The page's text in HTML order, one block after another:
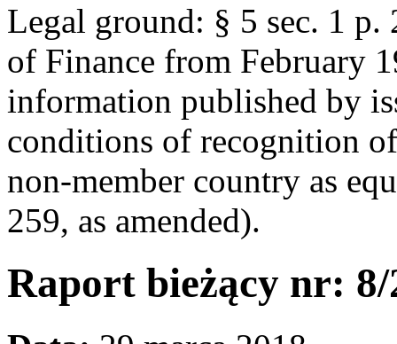
Legal ground: § 5 sec. 1
of Finance from February
information published by
conditions of recognition
non-member country as
259, as amended).
Raport bieżący nr: 8/